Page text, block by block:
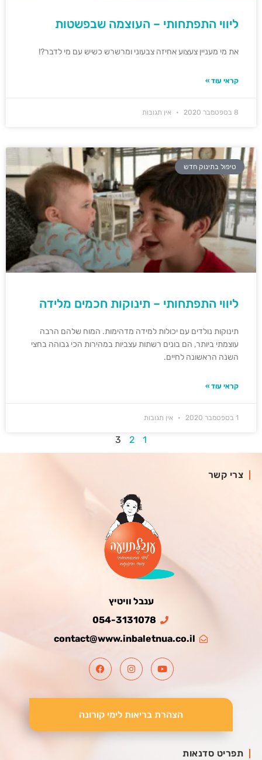
ליווי התפתחותי – העוצמה שבפשטות
את מי מעניין צעצוע אחיזה צבעוני ומרשרש כשיש עם מי לדבר?!
קראי עוד »
8 בספטמבר 2020 אין תגובות
טיפול בתינוק חדש
ליווי התפתחותי – תינוקות חכמים מלידה
תינוקות נולדים עם יכולות למידה מדהימות. המוח שלהם הרבה
עוצמתי ביותר, הם בונים רשתות עצביות במהירות הכי גבוהה בחצי
השנה הראשונה לחיים.
קראי עוד »
1 בספטמבר 2020 אין תגובות
1
2
3
צרי קשר
ענבל וויטיץ
054-3131078
contact@www.inbaletnua.co.il
הצהרת בריאות לימי קורונה
תפריט סדנאות